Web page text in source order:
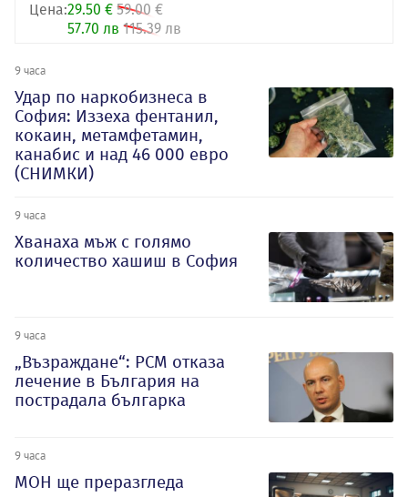
Цена:29.50 € 59.00 €
57.70 лв 115.39 лв
9 часа
Удар по наркобизнеса в
София: Иззеха фентанил,
кокаин, метамфетамин,
канабис и над 46 000 евро
(СНИМКИ)
9 часа
Хванаха мъж с голямо
количество хашиш в София
9 часа
„Възраждане“: РСМ отказа
лечение в България на
пострадала българка
9 часа
МОН ще преразгледа